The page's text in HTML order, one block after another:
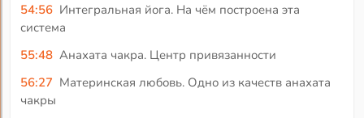
54:56 Интегральная йога. На чём построена эта
система
55:48 Анахата чакра. Центр привязанности
56:27 Материнская любовь. Одно из качеств анахата
чакры